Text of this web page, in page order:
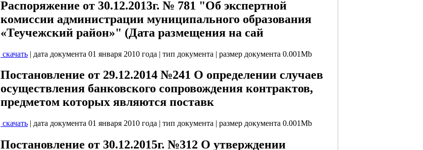
Распоряжение от 30.12.2013г. № 781 "Об экспертной
комиссии администрации муниципального образования
«Теучежский район»" (Дата размещения на сай
скачать | дата документа 01 января 2010 года | тип документа | размер документа 0.001Mb
Постановление от 29.12.2014 №241 О определении случаев
осуществления банковского сопровождения контрактов,
предметом которых являются поставк
скачать | дата документа 01 января 2010 года | тип документа | размер документа 0.001Mb
Постановление от 30.12.2015г. №312 О утверждении